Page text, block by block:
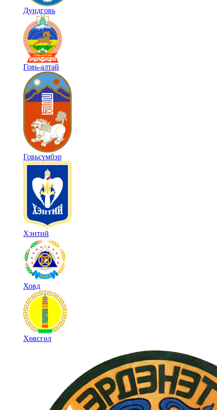
Дундговь
Говь-алтай
Говьсүмбэр
Хэнтий
Ховд
Хөвсгөл